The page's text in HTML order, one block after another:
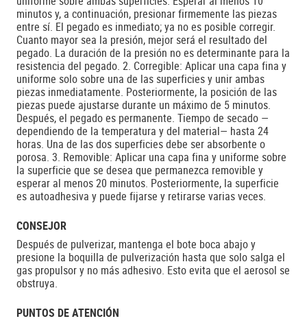
minutos y, a continuación, presionar firmemente las piezas
entre sí. El pegado es inmediato; ya no es posible corregir.
Cuanto mayor sea la presión, mejor será el resultado del
pegado. La duración de la presión no es determinante para la
resistencia del pegado. 2. Corregible: Aplicar una capa fina y
uniforme solo sobre una de las superficies y unir ambas
piezas inmediatamente. Posteriormente, la posición de las
piezas puede ajustarse durante un máximo de 5 minutos.
Después, el pegado es permanente. Tiempo de secado —
dependiendo de la temperatura y del material— hasta 24
horas. Una de las dos superficies debe ser absorbente o
porosa. 3. Removible: Aplicar una capa fina y uniforme sobre
la superficie que se desea que permanezca removible y
esperar al menos 20 minutos. Posteriormente, la superficie
es autoadhesiva y puede fijarse y retirarse varias veces.
CONSEJOR
Después de pulverizar, mantenga el bote boca abajo y
presione la boquilla de pulverización hasta que solo salga el
gas propulsor y no más adhesivo. Esto evita que el aerosol se
obstruya.
PUNTOS DE ATENCIÓN